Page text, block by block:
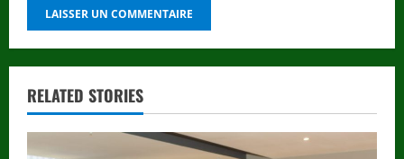
RELATED STORIES